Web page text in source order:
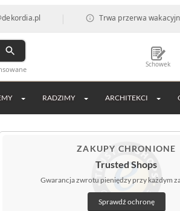
| Trwa przerwa wakacyjna we
Schowek
RADZIMY ARCHITEKCI
ZAKUPY CHRONIONE
Trusted Shops
Gwarancja zwrotu pieniędzy przy każdym
Sprawdź ochronę